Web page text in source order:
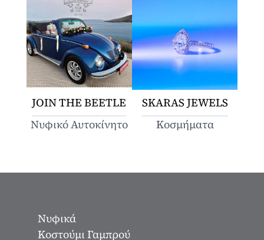
JOIN THE BEETLE
Νυφικό Αυτοκίνητο
SKARAS JEWELS
Κοσμήματα
Νυφικά
Κοστούμι Γαμπρού